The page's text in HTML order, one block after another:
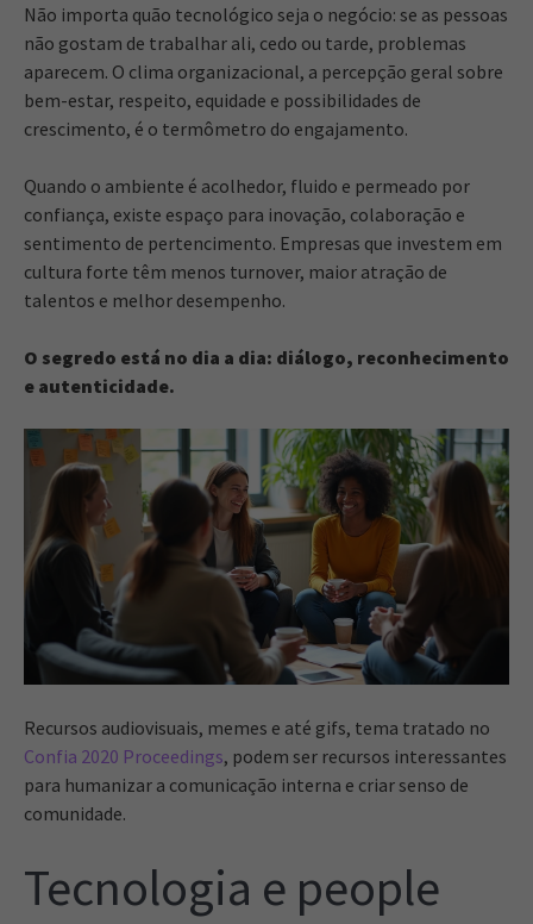
Não importa quão tecnológico seja o negócio: se as pessoas
não gostam de trabalhar ali, cedo ou tarde, problemas
aparecem. O clima organizacional, a percepção geral sobre
bem-estar, respeito, equidade e possibilidades de
crescimento, é o termômetro do engajamento.
Quando o ambiente é acolhedor, fluido e permeado por
confiança, existe espaço para inovação, colaboração e
sentimento de pertencimento. Empresas que investem em
cultura forte têm menos turnover, maior atração de
talentos e melhor desempenho.
O segredo está no dia a dia: diálogo, reconhecimento
e autenticidade.
Recursos audiovisuais, memes e até gifs, tema tratado no
Confia 2020 Proceedings, podem ser recursos interessantes
para humanizar a comunicação interna e criar senso de
comunidade.
Tecnologia e people